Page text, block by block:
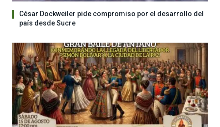
César Dockweiler pide compromiso por el desarrollo del
país desde Sucre